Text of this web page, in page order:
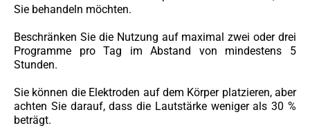
Sie behandeln möchten.
Beschränken Sie die Nutzung auf maximal zwei oder drei
Programme pro Tag im Abstand von mindestens 5
Stunden.
Sie können die Elektroden auf dem Körper platzieren, aber
achten Sie darauf, dass die Lautstärke weniger als 30 %
beträgt.